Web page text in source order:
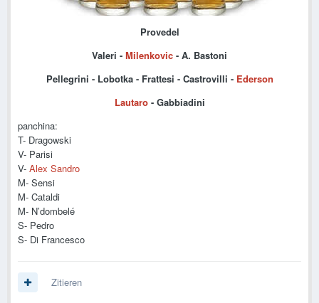
Provedel
Valeri - Milenkovic - A. Bastoni
Pellegrini - Lobotka - Frattesi - Castrovilli - Ederson
Lautaro - Gabbiadini
panchina:
T- Dragowski
V- Parisi
V- Alex Sandro
M- Sensi
M- Cataldi
M- N’dombelé
S- Pedro
S- Di Francesco
Zitieren